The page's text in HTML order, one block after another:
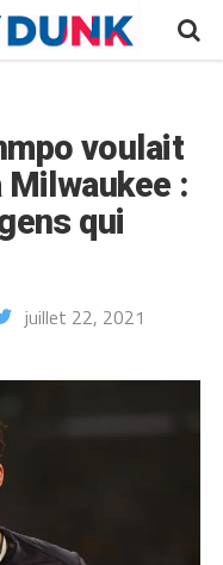
voulait
:
qui
juillet 22, 2021